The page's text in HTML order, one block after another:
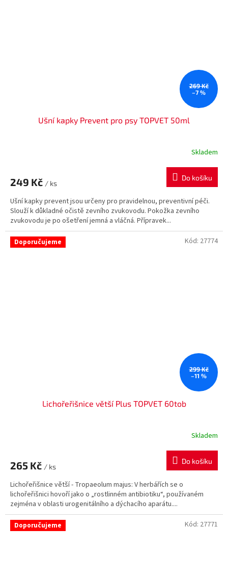
269 Kč
–7 %
Ušní kapky Prevent pro psy TOPVET 50ml
Skladem
249 Kč / ks
Do košíku
Ušní kapky prevent jsou určeny pro pravidelnou, preventivní péči.
Slouží k důkladné očistě zevního zvukovodu. Pokožka zevního
zvukovodu je po ošetření jemná a vláčná. Přípravek...
Doporučujeme
299 Kč
–11 %
Lichořeřišnice větší Plus TOPVET 60tob
Skladem
265 Kč / ks
Do košíku
Lichořeřišnice větší - Tropaeolum majus: V herbářích se o
lichořeřišnici hovoří jako o „rostlinném antibiotiku“, používaném
zejména v oblasti urogenitálního a dýchacího aparátu....
Kód: 27774
Doporučujeme Kód: 27771